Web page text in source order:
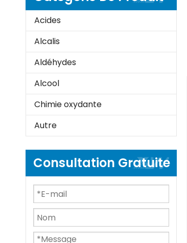
Acides
Alcalis
Aldéhydes
Alcool
Chimie oxydante
Autre
Consultation Gratuite